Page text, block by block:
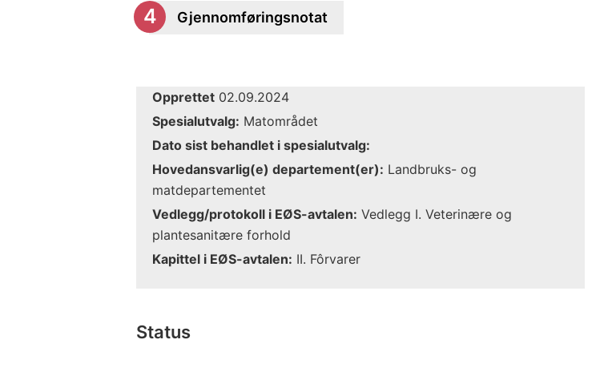
Gjennomføringsnotat
Opprettet 02.09.2024
Spesialutvalg: Matområdet
Dato sist behandlet i spesialutvalg:
Hovedansvarlig(e) departement(er): Landbruks- og
matdepartementet
Vedlegg/protokoll i EØS-avtalen: Vedlegg I. Veterinære og
plantesanitære forhold
Kapittel i EØS-avtalen: II. Fôrvarer
Status